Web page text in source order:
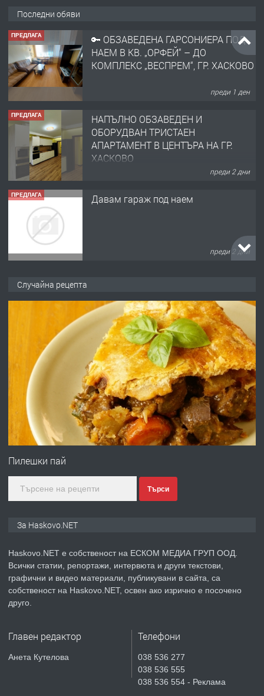
Последни обяви
ПРЕДЛАГА
🔑 ОБЗАВЕДЕНА ГАРСОНИЕРА ПОД
НАЕМ В КВ. „ОРФЕЙ“ – ДО
КОМПЛЕКС „ВЕСПРЕМ“, ГР. ХАСКОВО
преди 1 ден
ПРЕДЛАГА
НАПЪЛНО ОБЗАВЕДЕН И
ОБОРУДВАН ТРИСТАЕН
АПАРТАМЕНТ В ЦЕНТЪРА НА ГР.
ХАСКОВО
преди 2 дни
ПРЕДЛАГА Давам гараж под наем
преди 2 дни
градската градина!
преди 2 дни
ПРЕДЛАГА
ПРОСТОРЕН ТРИСТАЕН
АПАРТАМЕНТ В НОВА СГРАДА КВ.
КУБА
преди 3 дни
ПРЕДЛАГА
Продавам парцел в гр. Хасково кв.
преди 3 дни
ПРЕДЛАГА
№4119 Едностаен обзаведен
Къртене на бетон! Събаряне на
Случайна рецепта
Пилешки пай
Търси
За Haskovo.NET
Haskovo.NET е собственост на ЕСКОМ МЕДИА ГРУП ООД.
Всички статии, репортажи, интервюта и други текстови,
графични и видео материали, публикувани в сайта, са
собственост на Haskovo.NET, освен ако изрично е посочено
друго.
Главен редактор
Анета Кутелова
Телефони
038 536 277
038 536 555
038 536 554 - Реклама